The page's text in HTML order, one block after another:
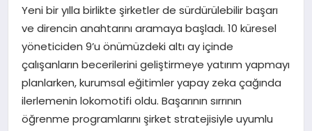
SPOR
YAŞAM
EĞITIM
Yeni bir yılla birlikte şirketler de sürdürülebilir başarı
ve direncin anahtarını aramaya başladı. 10 küresel
yöneticiden 9’u önümüzdeki altı ay içinde
çalışanların becerilerini geliştirmeye yatırım yapmayı
planlarken, kurumsal eğitimler yapay zeka çağında
ilerlemenin lokomotifi oldu. Başarının sırrının
öğrenme programlarını şirket stratejisiyle uyumlu